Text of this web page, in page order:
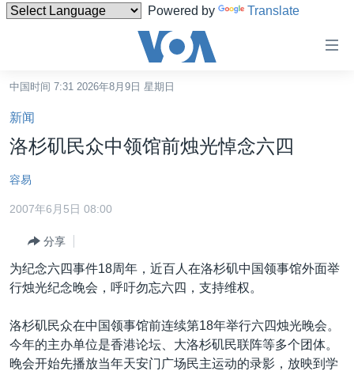
Powered by Translate
碍
链
接
跳
转
内
转
到
航
跳
转
中国
台湾
港澳
国际
最新国际新闻
中东
欧洲
分类新闻
人权·法律·宗教
科教·文娱·体健
热点专题
白宫要闻
VOA视频
中国时间 7:31 2026年8月9日 星期日
新闻
洛杉矶民众中领馆前烛光悼念六四
容易
2007年6月5日 08:00
分享
为纪念六四事件18周年，近百人在洛杉矶中国领事馆外面举
行烛光纪念晚会，呼吁勿忘六四，支持维权。
洛杉矶民众在中国领事馆前连续第18年举行六四烛光晚会。
今年的主办单位是香港论坛、大洛杉矶民联阵等多个团体。
晚会开始先播放当年天安门广场民主运动的录影，放映到学